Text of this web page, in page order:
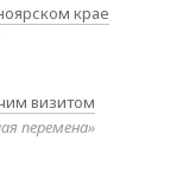
крае
визитом
перемена»